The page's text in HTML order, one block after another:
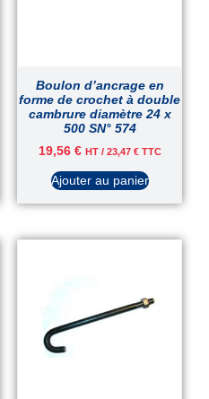
Boulon d’ancrage en
forme de crochet à double
cambrure diamètre 24 x
500 SN° 574
19,56 € HT / 23,47 €TTC
Ajouter au panier